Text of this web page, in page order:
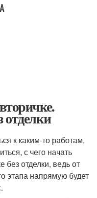
к каким-то работам,
с чего начать
без отделки, ведь от
этапа напрямую будет